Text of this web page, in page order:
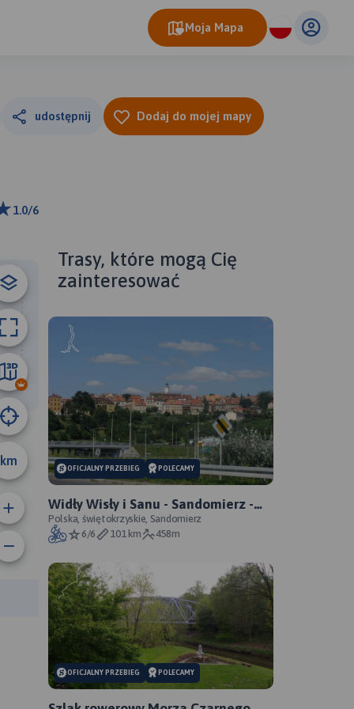
Moja Mapa
udostępnij Dodaj do mojej mapy
1.0/6
km
25 km
Trasy, które mogą Cię
zainteresować
OFICJALNY PRZEBIEG POLECAMY
Widły Wisły i Sanu - Sandomierz -
Zawichost - Annopol - oficjalny
przebieg
Polska, świętokrzyskie, Sandomierz
6/6
101 km 458m
OFICJALNY PRZEBIEG POLECAMY